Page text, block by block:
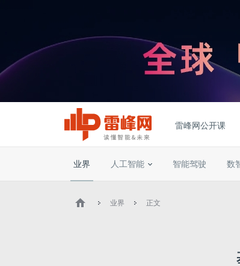
雷峰网公开课
业界 人工智能 智能驾驶 数
业界 正文